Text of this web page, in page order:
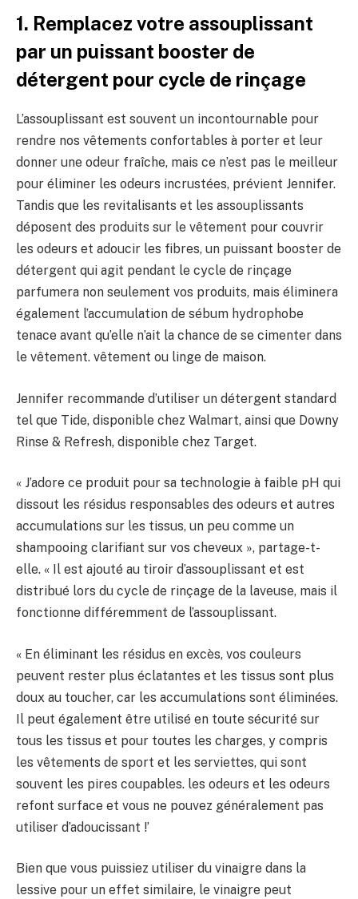
1. Remplacez votre assouplissant
par un puissant booster de
détergent pour cycle de rinçage
L’assouplissant est souvent un incontournable pour
rendre nos vêtements confortables à porter et leur
donner une odeur fraîche, mais ce n’est pas le meilleur
pour éliminer les odeurs incrustées, prévient Jennifer.
Tandis que les revitalisants et les assouplissants
déposent des produits sur le vêtement pour couvrir
les odeurs et adoucir les fibres, un puissant booster de
détergent qui agit pendant le cycle de rinçage
parfumera non seulement vos produits, mais éliminera
également l’accumulation de sébum hydrophobe
tenace avant qu’elle n’ait la chance de se cimenter dans
le vêtement. vêtement ou linge de maison.
Jennifer recommande d’utiliser un détergent standard
tel que Tide, disponible chez Walmart, ainsi que Downy
Rinse & Refresh, disponible chez Target.
« J’adore ce produit pour sa technologie à faible pH qui
dissout les résidus responsables des odeurs et autres
accumulations sur les tissus, un peu comme un
shampooing clarifiant sur vos cheveux », partage-t-
elle. « Il est ajouté au tiroir d’assouplissant et est
distribué lors du cycle de rinçage de la laveuse, mais il
fonctionne différemment de l’assouplissant.
« En éliminant les résidus en excès, vos couleurs
peuvent rester plus éclatantes et les tissus sont plus
doux au toucher, car les accumulations sont éliminées.
Il peut également être utilisé en toute sécurité sur
tous les tissus et pour toutes les charges, y compris
les vêtements de sport et les serviettes, qui sont
souvent les pires coupables. les odeurs et les odeurs
refont surface et vous ne pouvez généralement pas
utiliser d’adoucissant !’
Bien que vous puissiez utiliser du vinaigre dans la
lessive pour un effet similaire, le vinaigre peut